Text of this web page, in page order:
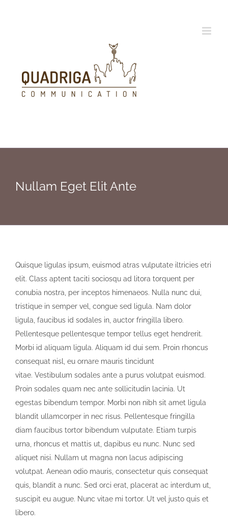
Nullam Eget Elit Ante
Quisque ligulas ipsum, euismod atras vulputate iltricies etri
elit. Class aptent taciti sociosqu ad litora torquent per
conubia nostra, per inceptos himenaeos. Nulla nunc dui,
tristique in semper vel, congue sed ligula. Nam dolor
ligula, faucibus id sodales in, auctor fringilla libero.
Pellentesque pellentesque tempor tellus eget hendrerit.
Morbi id aliquam ligula. Aliquam id dui sem. Proin rhoncus
consequat nisl, eu ornare mauris tincidunt
vitae. Vestibulum sodales ante a purus volutpat euismod.
Proin sodales quam nec ante sollicitudin lacinia. Ut
egestas bibendum tempor. Morbi non nibh sit amet ligula
blandit ullamcorper in nec risus. Pellentesque fringilla
diam faucibus tortor bibendum vulputate. Etiam turpis
urna, rhoncus et mattis ut, dapibus eu nunc. Nunc sed
aliquet nisi. Nullam ut magna non lacus adipiscing
volutpat. Aenean odio mauris, consectetur quis consequat
quis, blandit a nunc. Sed orci erat, placerat ac interdum ut,
suscipit eu augue. Nunc vitae mi tortor. Ut vel justo quis et
libero.